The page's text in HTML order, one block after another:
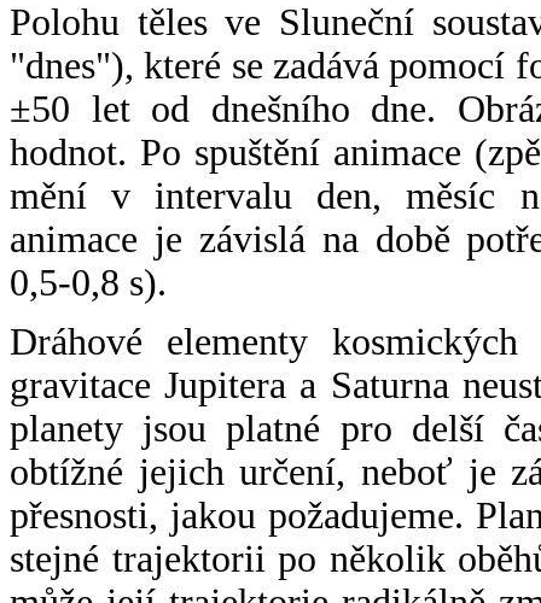
Polohu těles ve Sluneční
"dnes"), které se zadává pomocí
±50 let od dnešního dne.
hodnot. Po spuštění animace
mění v intervalu den, měsíc
animace je závislá na době
0,5-0,8 s).
Dráhové elementy
gravitace Jupitera a Saturna
planety jsou platné pro delší
obtížné jejich určení, neboť je
přesnosti, jakou požadujeme.
stejné trajektorii po několik